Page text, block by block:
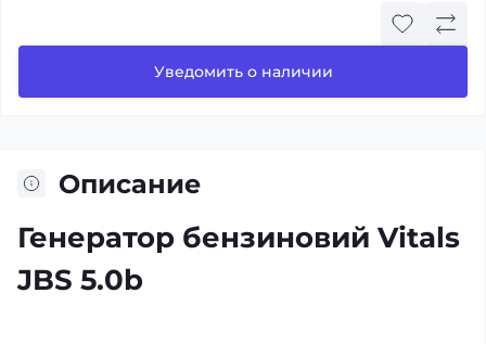
Уведомить о наличии
Описание
Генератор бензиновий Vitals
JBS 5.0b